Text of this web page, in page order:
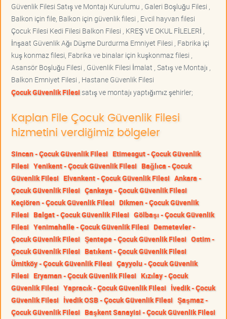
Güvenlik Filesi Satış ve Montajı Kurulumu , Galeri Boşluğu Filesi ,
Balkon için file, Balkon için güvenlik filesi , Evcil hayvan filesi
Çocuk Filesi Kedi Filesi Balkon Filesi , KREŞ VE OKUL FİLELERİ ,
İnşaat Güvenlik Ağı Düşme Durdurma Emniyet Filesi , Fabrika içi
kuş konmaz filesi, Fabrika ve binalar için kuşkonmaz filesi ,
Asansör Boşluğu Filesi , Güvenlik Filesi İmalat , Satış ve Montajı ,
Balkon Emniyet Filesi , Hastane Güvenlik Filesi
Çocuk Güvenlik Filesisatış ve montajı yaptığımız şehirler;
Kaplan File Çocuk Güvenlik Filesi
hizmetini verdiğimiz bölgeler
Sincan - Çocuk Güvenlik Filesi Etimesgut - Çocuk Güvenlik
Filesi Yenikent - Çocuk Güvenlik Filesi Bağlıca - Çocuk
Güvenlik Filesi Elvankent - Çocuk Güvenlik Filesi Ankara -
Çocuk Güvenlik Filesi Çankaya - Çocuk Güvenlik Filesi
Keçiören - Çocuk Güvenlik Filesi Dikmen - Çocuk Güvenlik
Filesi Balgat - Çocuk Güvenlik Filesi Gölbaşı - Çocuk Güvenlik
Filesi Yenimahalle - Çocuk Güvenlik Filesi Demetevler -
Çocuk Güvenlik Filesi Şentepe - Çocuk Güvenlik Filesi Ostim -
Çocuk Güvenlik Filesi Batıkent - Çocuk Güvenlik Filesi
Ümitköy - Çocuk Güvenlik Filesi Çayyolu - Çocuk Güvenlik
Filesi Eryaman - Çocuk Güvenlik Filesi Kızılay - Çocuk
Güvenlik Filesi Yapracık - Çocuk Güvenlik Filesi İvedik - Çocuk
Güvenlik Filesi İvedik OSB - Çocuk Güvenlik Filesi Şaşmaz -
Çocuk Güvenlik Filesi Başkent Sanayisi - Çocuk Güvenlik Filesi